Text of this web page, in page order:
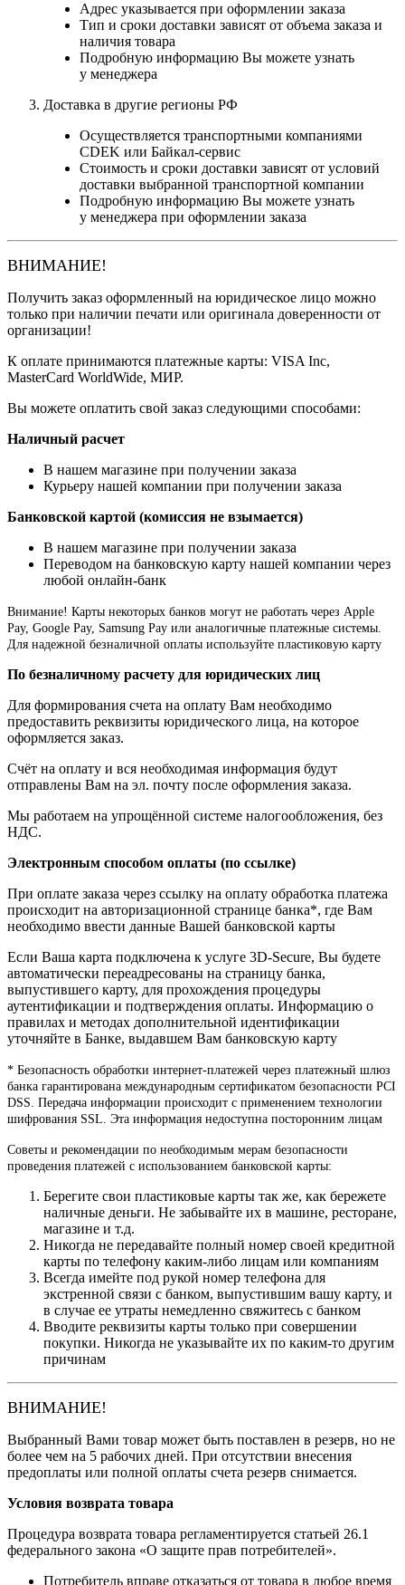
Адрес указывается при оформлении заказа
Тип и сроки доставки зависят от объема заказа и
наличия товара
Подробную информацию Вы можете узнать
у менеджера
Доставка в другие регионы РФ
Осуществляется транспортными компаниями
CDEK или Байкал-сервис
Стоимость и сроки доставки зависят от условий
доставки выбранной транспортной компании
Подробную информацию Вы можете узнать
у менеджера при оформлении заказа
ВНИМАНИЕ!
Получить заказ оформленный на юридическое лицо можно
только при наличии печати или оригинала доверенности от
организации!
К оплате принимаются платежные карты: VISA Inc,
MasterCard WorldWide, МИР.
Вы можете оплатить свой заказ следующими способами:
Наличный расчет
В нашем магазине при получении заказа
Курьеру нашей компании при получении заказа
Банковской картой (комиссия не взымается)
В нашем магазине при получении заказа
Переводом на банковскую карту нашей компании через
любой онлайн-банк
Внимание! Карты некоторых банков могут не работать через Apple
Pay, Google Pay, Samsung Pay или аналогичные платежные системы.
Для надежной безналичной оплаты используйте пластиковую карту
По безналичному расчету для юридических лиц
Для формирования счета на оплату Вам необходимо
предоставить реквизиты юридического лица, на которое
оформляется заказ.
Счёт на оплату и вся необходимая информация будут
отправлены Вам на эл. почту после оформления заказа.
Мы работаем на упрощённой системе налогообложения, без
НДС.
Электронным способом оплаты (по ссылке)
При оплате заказа через ссылку на оплату обработка платежа
происходит на авторизационной странице банка*, где Вам
необходимо ввести данные Вашей банковской карты
Если Ваша карта подключена к услуге 3D-Secure, Вы будете
автоматически переадресованы на страницу банка,
выпустившего карту, для прохождения процедуры
аутентификации и подтверждения оплаты. Информацию о
правилах и методах дополнительной идентификации
уточняйте в Банке, выдавшем Вам банковскую карту
* Безопасность обработки интернет-платежей через платежный шлюз
банка гарантирована международным сертификатом безопасности PCI
DSS. Передача информации происходит с применением технологии
шифрования SSL. Эта информация недоступна посторонним лицам
Советы и рекомендации по необходимым мерам безопасности
проведения платежей с использованием банковской карты:
Берегите свои пластиковые карты так же, как бережете
наличные деньги. Не забывайте их в машине, ресторане,
магазине и т.д.
Никогда не передавайте полный номер своей кредитной
карты по телефону каким-либо лицам или компаниям
Всегда имейте под рукой номер телефона для
экстренной связи с банком, выпустившим вашу карту, и
в случае ее утраты немедленно свяжитесь с банком
Вводите реквизиты карты только при совершении
покупки. Никогда не указывайте их по каким-то другим
причинам
ВНИМАНИЕ!
Выбранный Вами товар может быть поставлен в резерв, но не
более чем на 5 рабочих дней. При отсутствии внесения
предоплаты или полной оплаты счета резерв снимается.
Условия возврата товара
Процедура возврата товара регламентируется статьей 26.1
федерального закона «О защите прав потребителей».
Потребитель вправе отказаться от товара в любое время